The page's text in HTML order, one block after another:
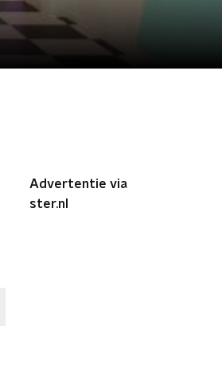
Advertentie via
ster.nl